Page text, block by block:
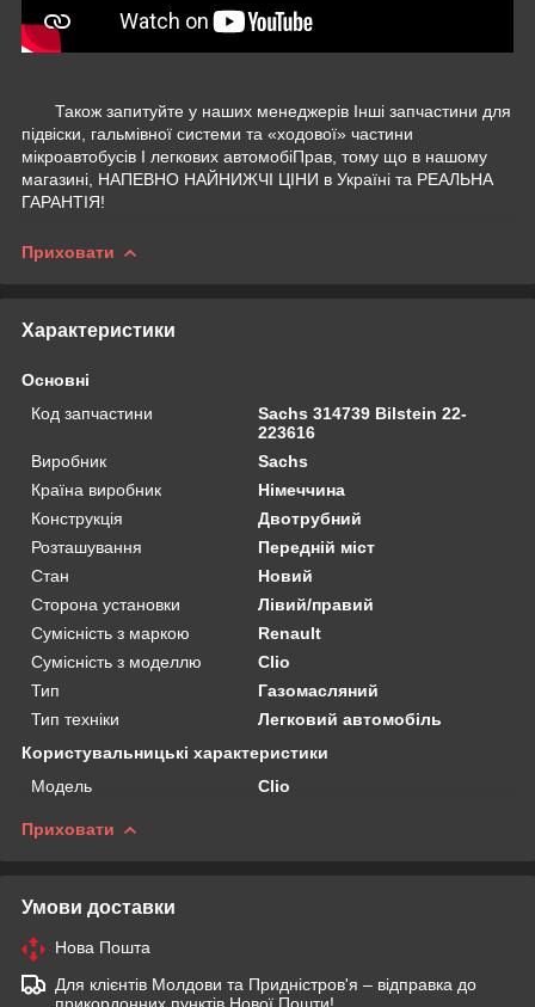
Також запитуйте у наших менеджерів Інші запчастини для
підвіски, гальмівної системи та «ходової» частини
мікроавтобусів І легкових автомобіПрав, тому що в нашому
магазині, НАПЕВНО НАЙНИЖЧІ ЦІНИ в Україні та РЕАЛЬНА
ГАРАНТІЯ!
Приховати
Характеристики
Основні
Код запчастини
Sachs 314739 Bilstein 22-
223616
Виробник
Sachs
Країна виробник
Німеччина
Конструкція
Двотрубний
Розташування
Передній міст
Стан
Новий
Сторона установки
Лівий/правий
Сумісність з маркою
Renault
Сумісність з моделлю
Clio
Тип
Газомасляний
Тип техніки
Легковий автомобіль
Користувальницькі характеристики
Мoдель
Clio
Приховати
Умови доставки
Нова Пошта
Для клієнтів Молдови та Придністров'я – відправка до
прикордонних пунктів Нової Пошти!